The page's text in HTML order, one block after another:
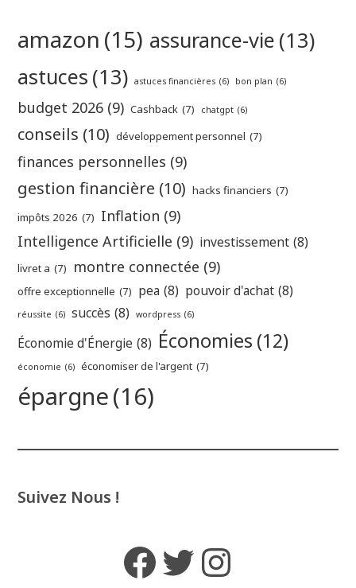
amazon (15) assurance-vie (13)
astuces (13) astuces financières (6) bon plan (6)
budget 2026 (9) Cashback (7) chatgpt (6)
conseils (10) développement personnel (7)
finances personnelles (9)
gestion financière (10) hacks financiers (7)
impôts 2026 (7) Inflation (9)
Intelligence Artificielle (9) investissement (8)
livret a (7) montre connectée (9)
offre exceptionnelle (7) pea (8) pouvoir d'achat (8)
réussite (6) succès (8) wordpress (6)
Économie d'Énergie (8) Économies (12)
économie (6) économiser de l'argent (7)
épargne(16)
Suivez Nous !